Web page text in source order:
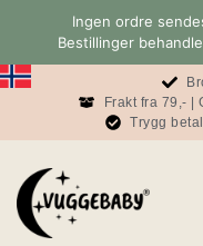
Ingen ordre
Bestillinger
Frakt fra 79,- |
Trygg